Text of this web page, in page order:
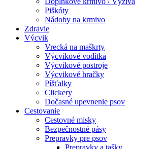
Piškóty
Nádoby na krmivo
Zdravie
Výcvik
Vrecká na maškrty
Výcvikové vodítka
Výcvikové postroje
Výcvikové hračky
Píšťalky
Clickery
Dočasné upevnenie psov
Cestovanie
Cestovné misky
Bezpečnostné pásy
Prepravky pre psov
Prepravky a tašky